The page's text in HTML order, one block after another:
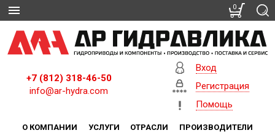
+7 (812) 318-46-50
info@ar-hydra.com
Вход
Регистрация
Помощь
О КОМПАНИИ УСЛУГИ ОТРАСЛИ ПРОИЗВОДИТЕЛИ
0